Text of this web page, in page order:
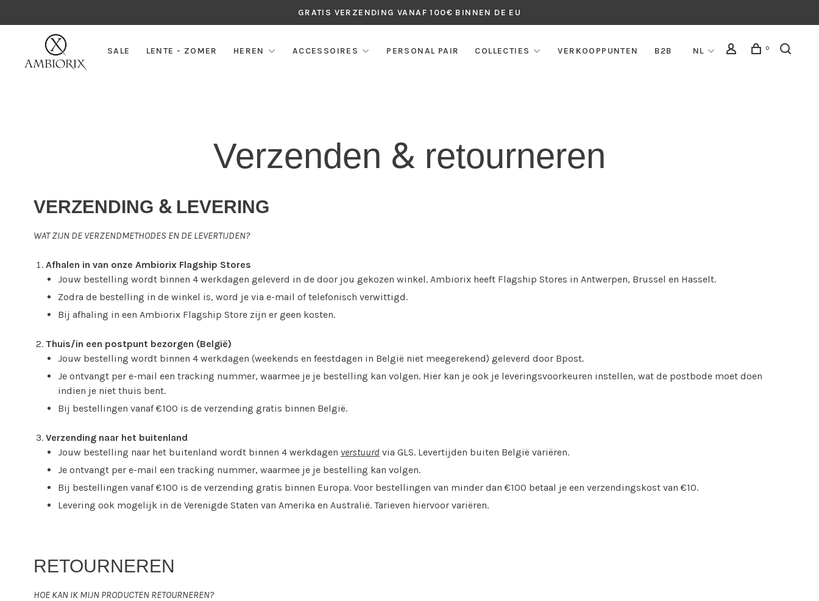
GRATIS VERZENDING VANAF 100€ BINNEN DE EU
SALE LENTE - ZOMER HEREN ACCESSOIRES PERSONAL PAIR COLLECTIES VERKOOPPUNTEN B2B NL 0
Verzenden & retourneren
VERZENDING & LEVERING
WAT ZIJN DE VERZENDMETHODES EN DE LEVERTIJDEN?
Afhalen in van onze Ambiorix Flagship Stores
Jouw bestelling wordt binnen 4 werkdagen geleverd in de door jou gekozen winkel. Ambiorix heeft Flagship Stores in Antwerpen, Brussel en Hasselt.
Zodra de bestelling in de winkel is, word je via e-mail of telefonisch verwittigd.
Bij afhaling in een Ambiorix Flagship Store zijn er geen kosten.
Thuis/in een postpunt bezorgen (België)
Jouw bestelling wordt binnen 4 werkdagen (weekends en feestdagen in België niet meegerekend) geleverd door Bpost.
Je ontvangt per e-mail een tracking nummer, waarmee je je bestelling kan volgen. Hier kan je ook je leveringsvoorkeuren instellen, wat de postbode moet doen
indien je niet thuis bent.
Bij bestellingen vanaf €100 is de verzending gratis binnen België.
Verzending naar het buitenland
Jouw bestelling naar het buitenland wordt binnen 4 werkdagen verstuurd via GLS. Levertijden buiten België variëren.
Je ontvangt per e-mail een tracking nummer, waarmee je je bestelling kan volgen.
Bij bestellingen vanaf €100 is de verzending gratis binnen Europa. Voor bestellingen van minder dan €100 betaal je een verzendingskost van €10.
Levering ook mogelijk in de Verenigde Staten van Amerika en Australië. Tarieven hiervoor variëren.
RETOURNEREN
HOE KAN IK MIJN PRODUCTEN RETOURNEREN?